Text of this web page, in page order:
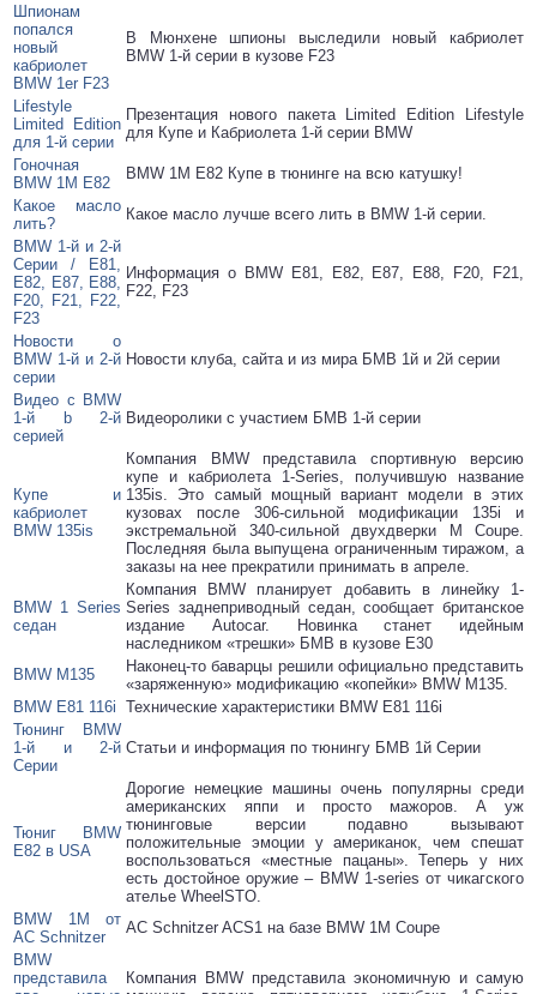
Шпионам
попался
новый
кабриолет
BMW 1er F23
В Мюнхене шпионы выследили новый кабриолет
BMW 1-й серии в кузове F23
Lifestyle
Limited Edition
для 1-й серии
Презентация нового пакета Limited Edition Lifestyle
для Купе и Кабриолета 1-й серии BMW
Гоночная
BMW 1M E82
BMW 1M E82 Купе в тюнинге на всю катушку!
Какое масло
лить?
Какое масло лучше всего лить в BMW 1-й серии.
BMW 1-й и 2-й
Серии / E81,
E82, E87, E88,
F20, F21, F22,
F23
Информация о BMW E81, E82, E87, E88, F20, F21,
F22, F23
Новости о
BMW 1-й и 2-й
серии
Новости клуба, сайта и из мира БМВ 1й и 2й серии
Видео с BMW
1-й b 2-й
серией
Видеоролики с участием БМВ 1-й серии
Купе и
кабриолет
BMW 135is
Компания BMW представила спортивную версию
купе и кабриолета 1-Series, получившую название
135is. Это самый мощный вариант модели в этих
кузовах после 306-сильной модификации 135i и
экстремальной 340-сильной двухдверки M Coupe.
Последняя была выпущена ограниченным тиражом, а
заказы на нее прекратили принимать в апреле.
BMW 1 Series
седан
Компания BMW планирует добавить в линейку 1-
Series заднеприводный седан, сообщает британское
издание Autocar. Новинка станет идейным
наследником «трешки» БМВ в кузове Е30
BMW M135
Наконец-то баварцы решили официально представить
«заряженную» модификацию «копейки» BMW M135.
BMW E81 116i Технические характеристики BMW E81 116i
Тюнинг BMW
1-й и 2-й
Серии
Статьи и информация по тюнингу БМВ 1й Серии
Тюниг BMW
E82 в USA
Дорогие немецкие машины очень популярны среди
американских яппи и просто мажоров. А уж
тюнинговые версии подавно вызывают
положительные эмоции у американок, чем спешат
воспользоваться «местные пацаны». Теперь у них
есть достойное оружие – BMW 1-series от чикагского
ателье WheelSTO.
BMW 1M от
AC Schnitzer
AC Schnitzer ACS1 на базе BMW 1M Coupe
BMW
представила
Компания BMW представила экономичную и самую